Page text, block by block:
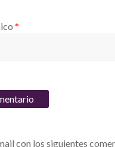
*
con los siguientes